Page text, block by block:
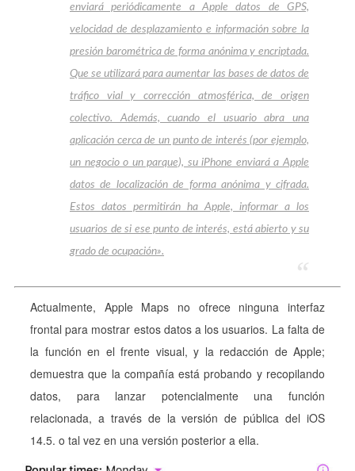
enviará periódicamente a Apple datos de GPS,
velocidad de desplazamiento e información sobre la
presión barométrica de forma anónima y encriptada.
Que se utilizará para aumentar las bases de datos de
tráfico vial y corrección atmosférica, de origen
colectivo. Además, cuando el usuario abra una
aplicación cerca de un punto de interés (por ejemplo,
un negocio o un parque), su iPhone enviará a Apple
datos de localización de forma anónima y cifrada.
Estos datos permitirán ha Apple, informar a los
usuarios de si ese punto de interés, está abierto y su
grado de ocupación».
Actualmente, Apple Maps no ofrece ninguna interfaz
frontal para mostrar estos datos a los usuarios. La falta de
la función en el frente visual, y la redacción de Apple;
demuestra que la compañía está probando y recopilando
datos, para lanzar potencialmente una función
relacionada, a través de la versión de pública del iOS
14.5. o tal vez en una versión posterior a ella.